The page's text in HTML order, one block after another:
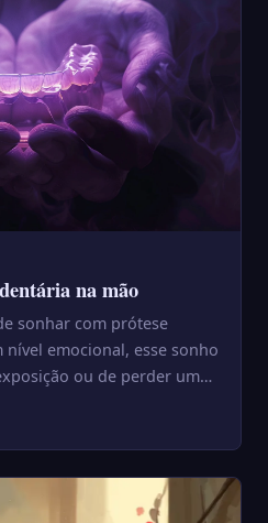
na mão
sonhar com prótese
nível emocional, esse sonho
ou de perder uma